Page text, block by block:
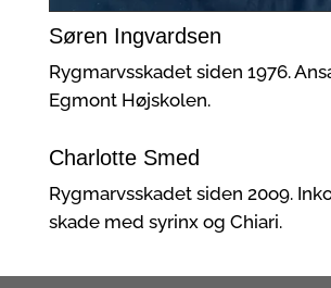
Søren Ingvardsen
Rygmarvsskadet siden 1976.
Egmont Højskolen.
Charlotte Smed
Rygmarvsskadet siden 20o9.
skade med syrinx og Chiari.